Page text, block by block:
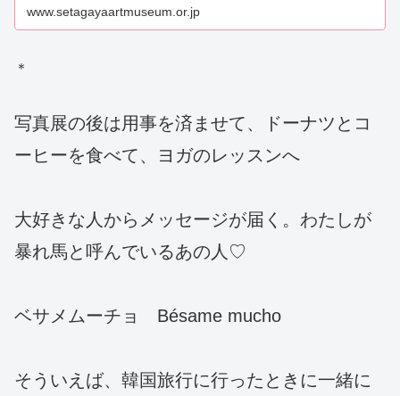
みください。チラシPDF
www.setagayaartmuseum.or.jp
＊
写真展の後は用事を済ませて、ドーナツとコ
ーヒーを食べて、ヨガのレッスンへ
大好きな人からメッセージが届く。わたしが
暴れ馬と呼んでいるあの人♡
ベサメムーチョ Bésame mucho
そういえば、韓国旅行に行ったときに一緒に